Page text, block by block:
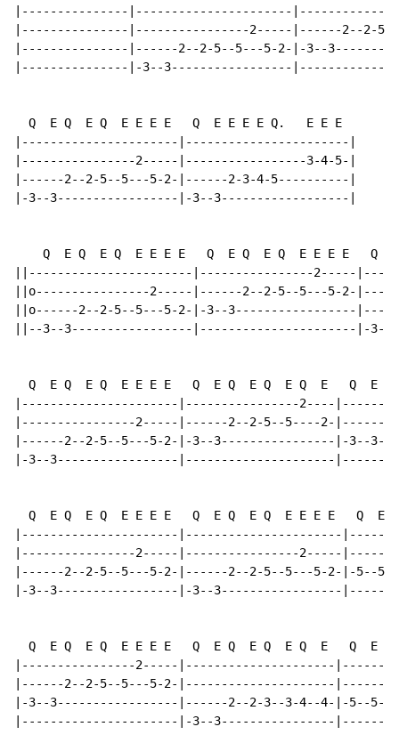
|---------------|----------------------
|---------------|----------------2-----|------2--2-
|---------------|------2--2-5--5---5-2-|-3--
|---------------|-3--3-----------------
  Q  E Q  E Q  E E E E   Q  E E E E Q.   E E E
|----------------------|-----------------------|
|----------------2-----|-----------------3-4-5-|
|------2--2-5--5---5-2-|------2-3-4-5----------|
|-3--3-----------------|-3--3------------------|
Q  E Q  E Q  E E E E   Q  E Q  E Q  E E E E   Q
||-----------------------|----------------2-----
||o----------------2-----|------2--2-5--5---5-2-
||o------2--2-5--5---5-2-|-3--3-----------------
||--3--3-----------------|----------------------|-3--
Q  E Q  E Q  E E E E   Q  E Q  E Q  E Q  E   Q  E Q
|----------------------|----------------2----
|----------------2-----|------2--2-5--5----2-|------
|------2--2-5--5---5-2-|-3--3----------------|-3--
|-3--3-----------------|---------------------
Q  E Q  E Q  E E E E   Q  E Q  E Q  E E E E   Q  E
|----------------------|----------------------
|----------------2-----|----------------2-----
|------2--2-5--5---5-2-|------2--2-5--5---5-2-|-5--
|-3--3-----------------|-3--3-----------------
Q  E Q  E Q  E E E E   Q  E Q  E Q  E Q  E   Q  E
|----------------2-----|---------------------
|------2--2-5--5---5-2-|---------------------
|-3--3-----------------|------2--2-3--3-4--4-|-5--5-
|----------------------|-3--3----------------